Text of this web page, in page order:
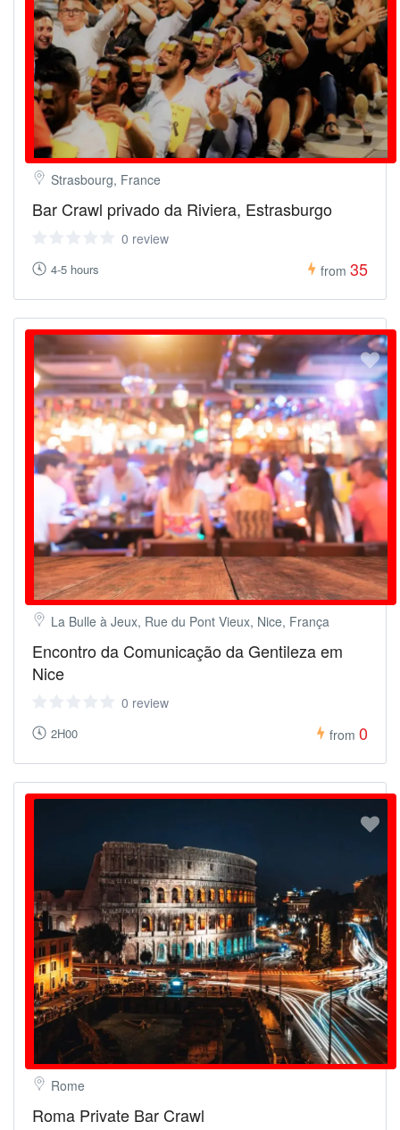
Rome
Roma Private Bar Crawl
La Bulle à Jeux, Rue du Pont Vieux, Nice, França
Encontro da Comunicação da Gentileza em
Nice
0 review
2H00 from 0
Strasbourg, France
Bar Crawl privado da Riviera, Estrasburgo
0 review
4-5 hours from 35